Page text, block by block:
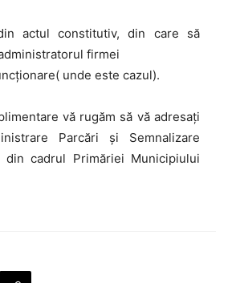
actul constitutiv, din care să
firmei
unde este cazul).
vă rugăm să vă adresați
Parcări și Semnalizare
din cadrul Primăriei Municipiului